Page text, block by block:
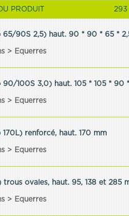
PRODUIT 293
65/90S 2,5) haut. 90 * 90 * 65 *
> Equerres
90/100S 3,0) haut. 105 * 105 * 90
> Equerres
renforcé, haut. 170 mm
> Equerres
trous ovales, haut. 95, 138 et 285
> Equerres